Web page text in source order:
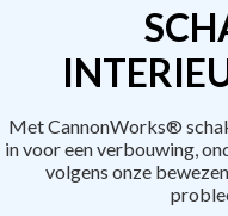
Met CannonWorks®
in voor een verbouwing,
volgens onze